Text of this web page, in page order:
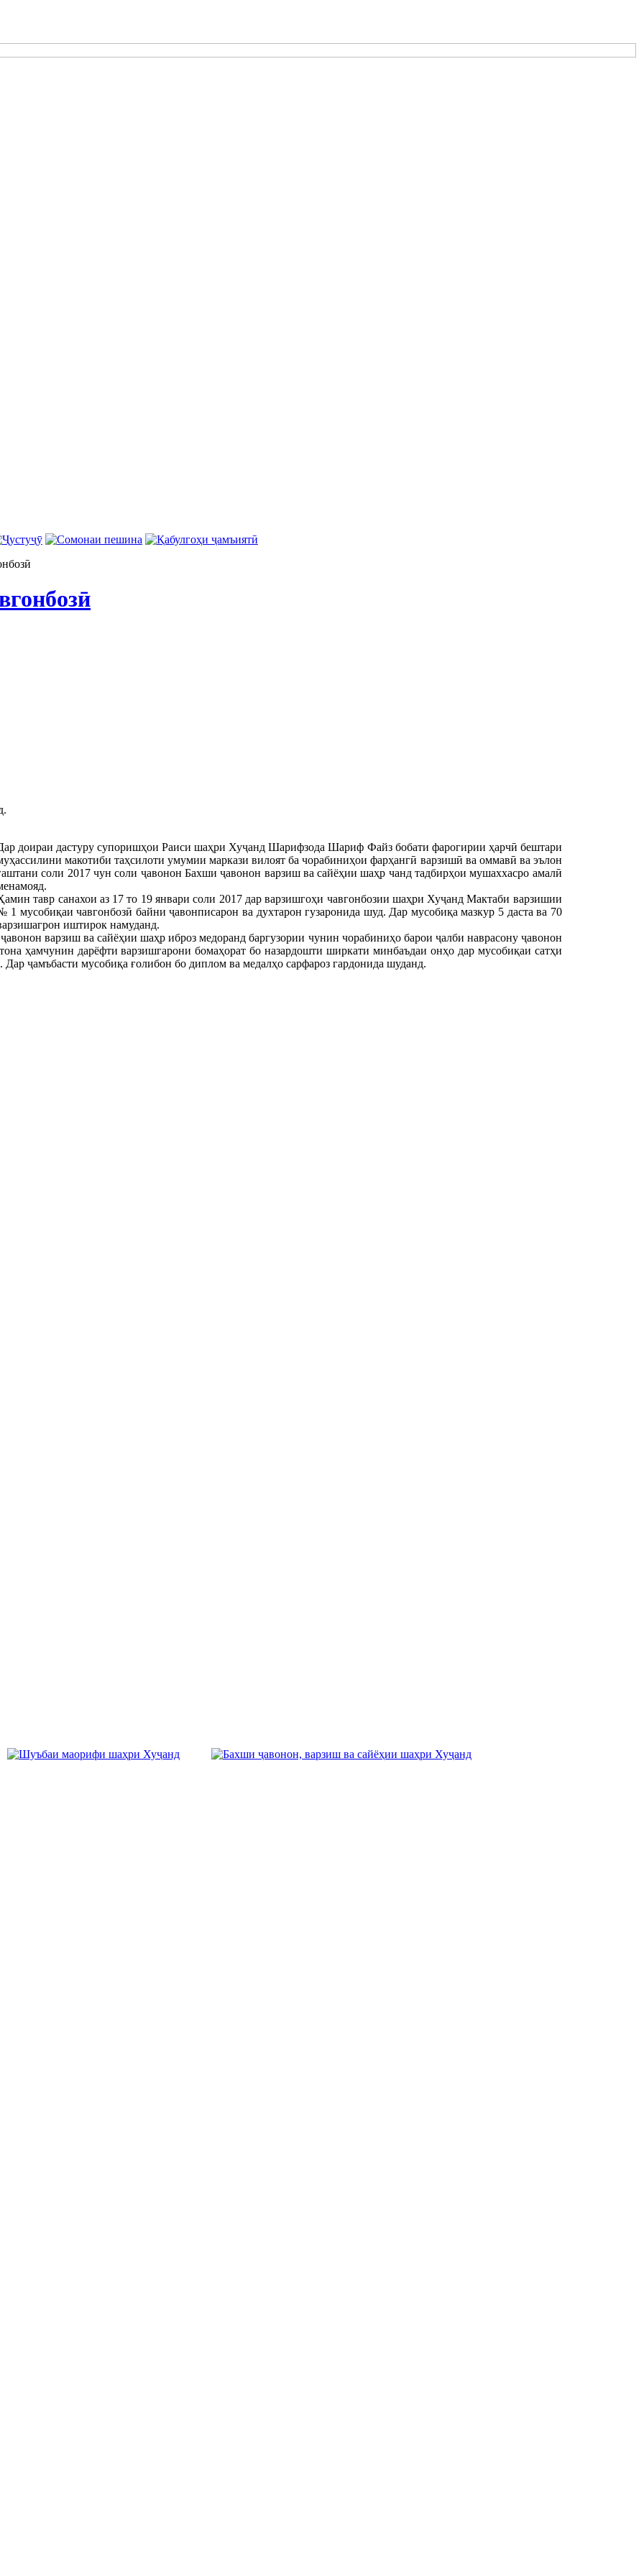
доираи дастуру супоришҳои Раиси шаҳри Хуҷанд Шарифзода Шариф Файз бобати фарогирии ҳарчӣ бештари
макотиби таҳсилоти умумии маркази вилоят ба чорабиниҳои фарҳангӣ варзишӣ ва оммавӣ ва эълон
соли 2017 чун соли ҷавонон Бахши ҷавонон варзиш ва сайёҳии шаҳр чанд тадбирҳои мушаххасро амалӣ
тавр санахои аз 17 то 19 январи соли 2017 дар варзишгоҳи чавгонбозии шаҳри Хуҷанд Мактаби варзишии
1 мусобиқаи чавгонбозӣ байни ҷавонписарон ва духтарон гузаронида шуд. Дар мусобиқа мазкур 5 даста ва 70
иштирок намуданд.
варзиш ва сайёҳии шаҳр иброз медоранд баргузории чунин чорабиниҳо барои ҷалби наврасону ҷавонон
ҳамчунин дарёфти варзишгарони бомаҳорат бо назардошти ширкати минбаъдаи онҳо дар мусобиқаи сатҳи
ҷамъбасти мусобиқа ғолибон бо диплом ва медалҳо сарфароз гардонида шуданд.